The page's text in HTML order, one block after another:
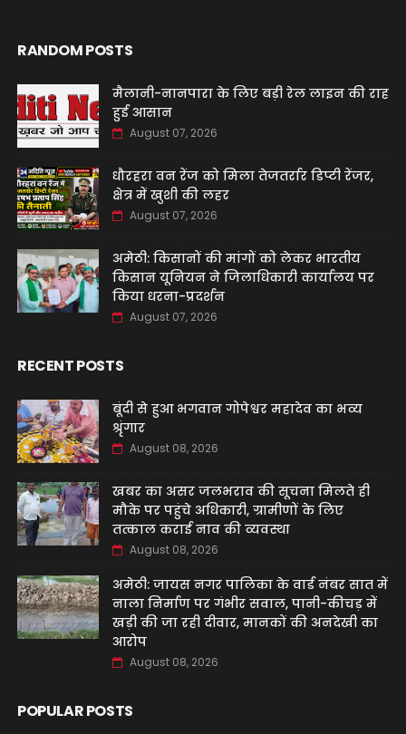
RANDOM POSTS
मैलानी-नानपारा के लिए बड़ी रेल लाइन की राह
हुई आसान
August 07, 2026
धौरहरा वन रेंज को मिला तेजतर्रार डिप्टी रेंजर,
क्षेत्र में खुशी की लहर
August 07, 2026
अमेठी: किसानों की मांगों को लेकर भारतीय
किसान यूनियन ने जिलाधिकारी कार्यालय पर
किया धरना-प्रदर्शन
August 07, 2026
RECENT POSTS
बूंदी से हुआ भगवान गोपेश्वर महादेव का भव्य
श्रृंगार
August 08, 2026
खबर का असर जलभराव की सूचना मिलते ही
मौके पर पहुंचे अधिकारी, ग्रामीणों के लिए
तत्काल कराई नाव की व्यवस्था
August 08, 2026
अमेठी: जायस नगर पालिका के वार्ड नंबर सात में
नाला निर्माण पर गंभीर सवाल, पानी-कीचड़ में
खड़ी की जा रही दीवार, मानकों की अनदेखी का
आरोप
August 08, 2026
POPULAR POSTS